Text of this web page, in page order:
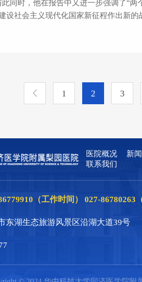
同时，他在报告中又进一步强调了“
设社会主义现代化国家新征程作出新
1 2 3
医院概况 新
联系我们
（工作时间）027-86780263
东湖生态旅游风景区沿湖大道39号